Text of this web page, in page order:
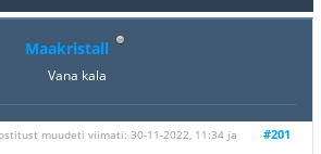
Maakristall
Vana kala
#201
muudeti viimati: 30-11-2022, 11:34 ja